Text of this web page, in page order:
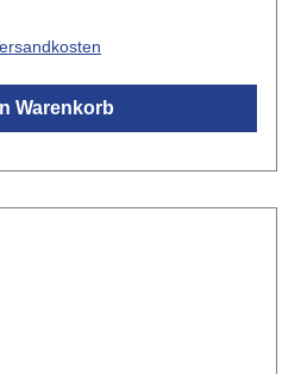
versilbert mit C-
versilbertgeschlossene
förmige
KlappeE-
mit
Warenkorb